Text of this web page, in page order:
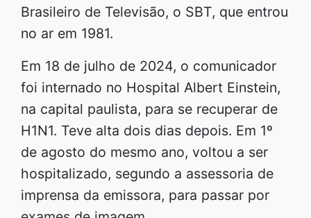
Brasileiro de Televisão, o SBT, que entrou
no ar em 1981.
Em 18 de julho de 2024, o comunicador
foi internado no Hospital Albert Einstein,
na capital paulista, para se recuperar de
H1N1. Teve alta dois dias depois. Em 1º
de agosto do mesmo ano, voltou a ser
hospitalizado, segundo a assessoria de
imprensa da emissora, para passar por